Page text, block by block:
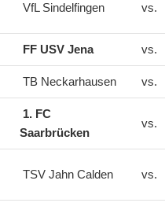
VfL Sindelfingen vs.
FF USV Jena vs.
TB Neckarhausen vs.
1. FC
Saarbrücken
vs.
TSV Jahn Calden vs.